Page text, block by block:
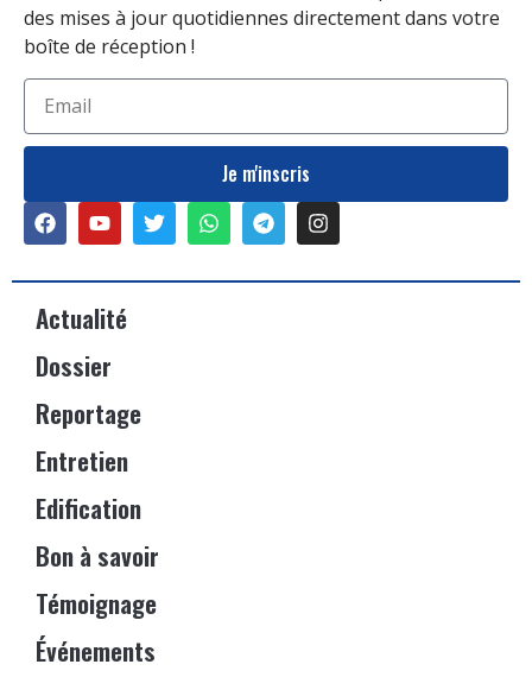
des mises à jour quotidiennes directement dans votre
boîte de réception !
Je m'inscris
Actualité
Dossier
Reportage
Entretien
Edification
Bon à savoir
Témoignage
Événements